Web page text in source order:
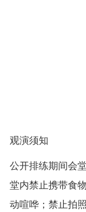
观演须知
公开排练期间会
堂内禁止携带食
动喧哗；禁止拍